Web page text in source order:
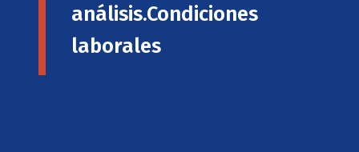
análisis.Condiciones
laborales